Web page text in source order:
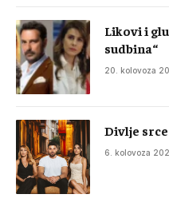
Likovi i
sudbina“
20. kolovoza
Divlje
6. kolovoza